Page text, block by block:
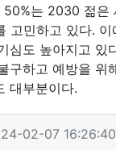
50%는 2030 젊은
고민하고 있다. 이
심도 높아지고 있
구하고 예방을 위
대부분이다.
02-07 16:26:40